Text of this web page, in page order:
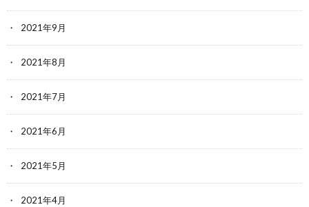
2021年9月
2021年8月
2021年7月
2021年6月
2021年5月
2021年4月